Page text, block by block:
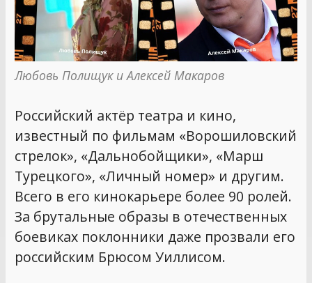
Любовь Полищук и Алексей Макаров
Российский актёр театра и кино,
известный по фильмам «Ворошиловский
стрелок», «Дальнобойщики», «Марш
Турецкого», «Личный номер» и другим.
Всего в его кинокарьере более 90 ролей.
За брутальные образы в отечественных
боевиках поклонники даже прозвали его
российским Брюсом Уиллисом.